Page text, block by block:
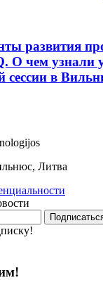
развития
О чем узнали
сессии в
Литва